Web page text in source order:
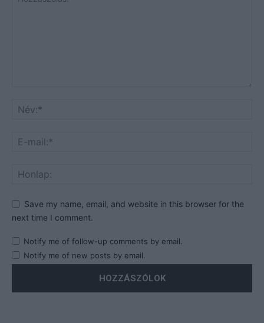
Save my name, email, and website in this browser for the
next time I comment.
Notify me of follow-up comments by email.
Notify me of new posts by email.